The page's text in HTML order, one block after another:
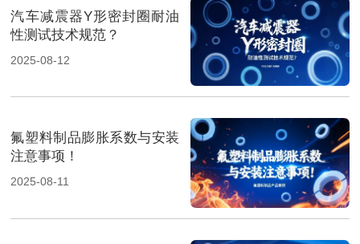
汽车减震器Y形密封圈耐油
性测试技术规范？
2025-08-12
氟塑料制品膨胀系数与安装
注意事项！
2025-08-11